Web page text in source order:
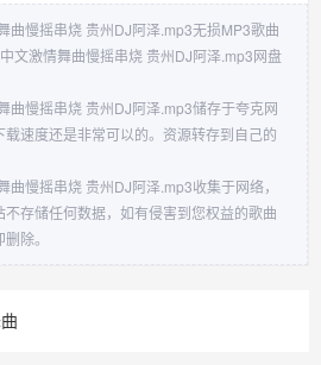
曲慢摇串烧 贵州DJ阿泽.mp3无损MP3歌曲
文激情舞曲慢摇串烧 贵州DJ阿泽.mp3网盘
曲慢摇串烧 贵州DJ阿泽.mp3储存于夸克网
速度还是非常可以的。资源转存到自己的
慢摇串烧 贵州DJ阿泽.mp3收集于网络，
存储任何数据，如有侵害到您权益的歌曲
除。